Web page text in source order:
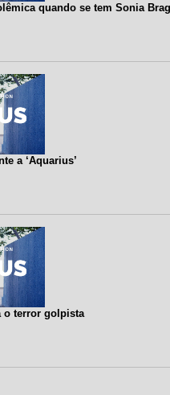
quando se tem Sonia
a ‘Aquarius’
o terror golpista